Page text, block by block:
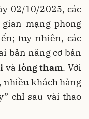
02/10/2025, các
mạng phong
tuy nhiên, các
bản năng cơ bản
và lòng tham. Với
nhiều khách hàng
chỉ sau vài thao